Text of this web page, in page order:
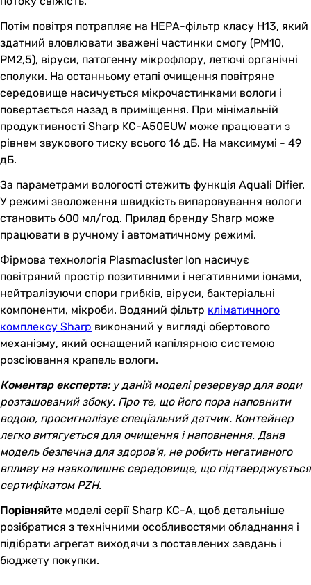
Потім повітря потрапляє на НЕРА-фільтр класу Н13, який
здатний вловлювати зважені частинки смогу (PM10,
PM2,5), віруси, патогенну мікрофлору, летючі органічні
сполуки. На останньому етапі очищення повітряне
середовище насичується мікрочастинками вологи і
повертається назад в приміщення. При мінімальній
продуктивності Sharp KC-A50EUW може працювати з
рівнем звукового тиску всього 16 дБ. На максимумі - 49
дБ.
За параметрами вологості стежить функція Aquali Difier.
У режимі зволоження швидкість випаровування вологи
становить 600 мл/год. Прилад бренду Sharp може
працювати в ручному і автоматичному режимі.
Фірмова технологія Plasmacluster Ion насичує
повітряний простір позитивними і негативними іонами,
нейтралізуючи спори грибків, віруси, бактеріальні
компоненти, мікроби. Водяний фільтр кліматичного
комплексу Sharp виконаний у вигляді обертового
механізму, який оснащений капілярною системою
розсіювання крапель вологи.
Коментар експерта:у даній моделі резервуар для води
розташований збоку. Про те, що його пора наповнити
водою, просигналізує спеціальний датчик. Контейнер
легко витягується для очищення і наповнення. Дана
модель безпечна для здоров'я, не робить негативного
впливу на навколишнє середовище, що підтверджується
сертифікатом PZH.
Порівняйте моделі серії Sharp KC-A, щоб детальніше
розібратися з технічними особливостями обладнання і
підібрати агрегат виходячи з поставлених завдань і
бюджету покупки.